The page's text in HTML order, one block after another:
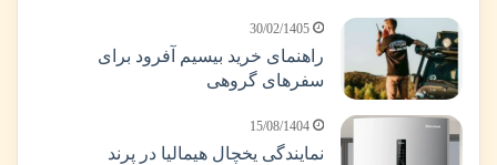
30/02/1405
راهنمای خرید بیسیم آفرود برای
سفرهای گروهی
15/08/1404
نمایندگی یخچال هیمالیا در پرند